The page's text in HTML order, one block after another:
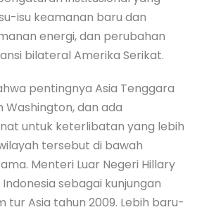
isu keamanan baru dan
energi, dan perubahan
bilateral Amerika Serikat.
pentingnya Asia Tenggara
Washington, dan ada
untuk keterlibatan yang lebih
tersebut di bawah
Menteri Luar Negeri Hillary
sebagai kunjungan
tur Asia tahun 2009. Lebih baru-